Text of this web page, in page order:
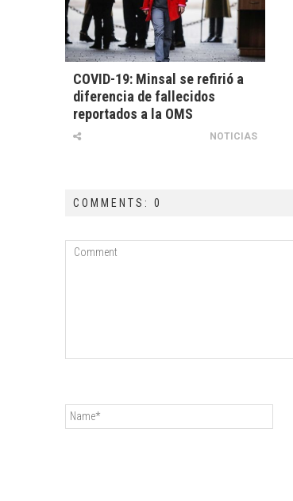
COVID-19: Minsal se refirió a
diferencia de fallecidos
reportados a la OMS
NOTICIAS
COMMENTS: 0